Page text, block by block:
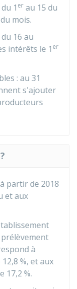
1 er au 15 du
mois.
16 au
intérêts le 1 er
: au 31
s'ajouter
partir de 2018
et aux
à
12,8 %, et aux
17,2 %.